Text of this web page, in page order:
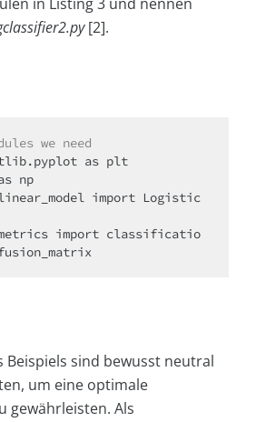
[2].
we need
as plt
np
import Logistic
import classificatio
Beispiels sind bewusst neutral
um eine optimale
gewährleisten. Als